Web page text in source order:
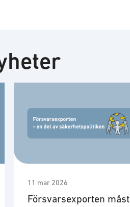
11 mar 2026
Försvarsexporten